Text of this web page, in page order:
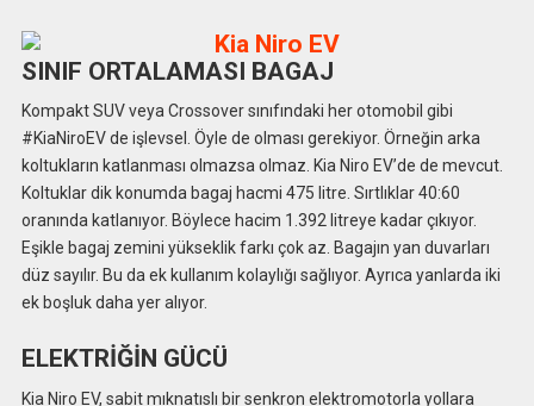
SINIF ORTALAMASI BAGAJ
Kompakt SUV veya Crossover sınıfındaki her otomobil gibi
#KiaNiroEV de işlevsel. Öyle de olması gerekiyor. Örneğin arka
koltukların katlanması olmazsa olmaz. Kia Niro EV’de de mevcut.
Koltuklar dik konumda bagaj hacmi 475 litre. Sırtlıklar 40:60
oranında katlanıyor. Böylece hacim 1.392 litreye kadar çıkıyor.
Eşikle bagaj zemini yükseklik farkı çok az. Bagajın yan duvarları
düz sayılır. Bu da ek kullanım kolaylığı sağlıyor. Ayrıca yanlarda iki
ek boşluk daha yer alıyor.
ELEKTRİĞİN GÜCÜ
Kia Niro EV, sabit mıknatıslı bir senkron elektromotorla yollara